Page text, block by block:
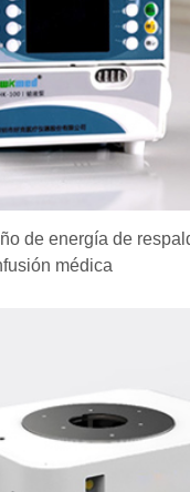
de energía de
médica